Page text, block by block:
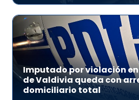
Imputado por violación
de Valdivia queda con
domiciliario total